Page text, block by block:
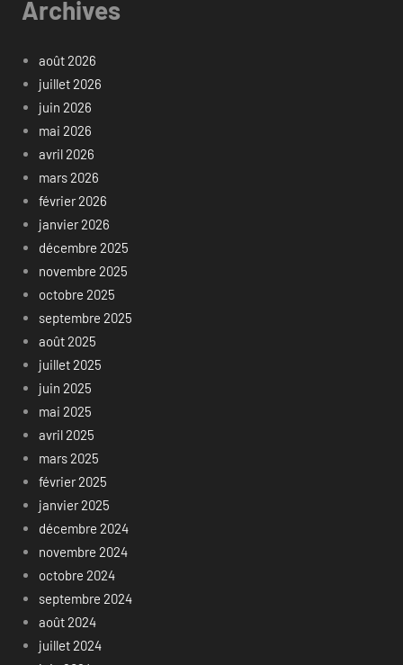
Archives
août 2026
juillet 2026
juin 2026
mai 2026
avril 2026
mars 2026
février 2026
janvier 2026
décembre 2025
novembre 2025
octobre 2025
septembre 2025
août 2025
juillet 2025
juin 2025
mai 2025
avril 2025
mars 2025
février 2025
janvier 2025
décembre 2024
novembre 2024
octobre 2024
septembre 2024
août 2024
juillet 2024